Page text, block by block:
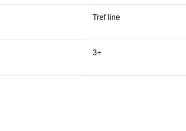
Tref line
3+